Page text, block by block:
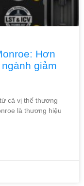
Hơn
giảm
cả vị thế thương
là thương hiệu